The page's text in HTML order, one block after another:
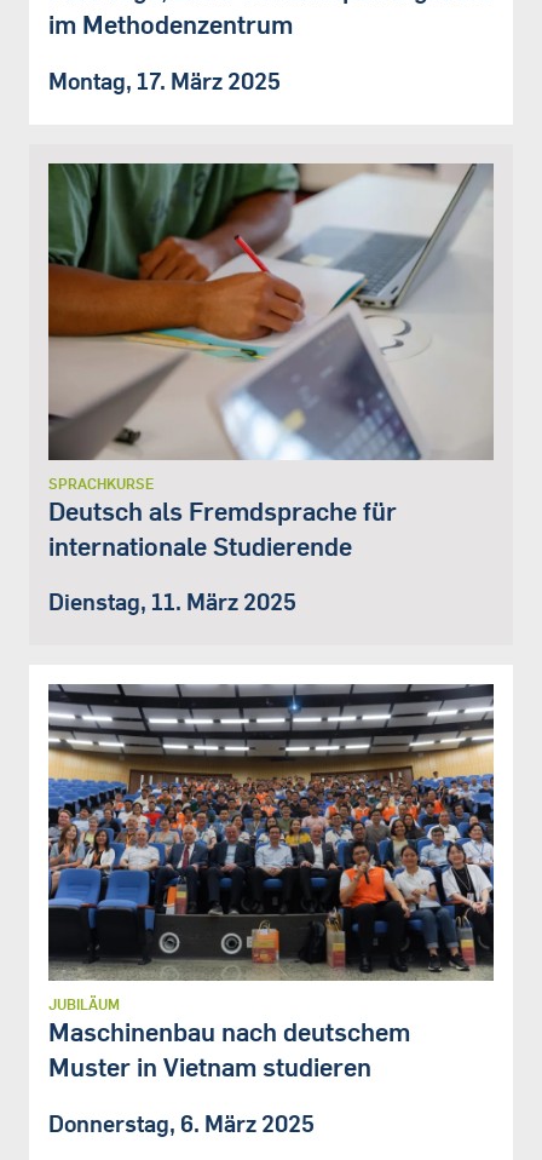
im Methodenzentrum
Montag, 17. März 2025
SPRACHKURSE
Deutsch als Fremdsprache für
internationale Studierende
Dienstag, 11. März 2025
JUBILÄUM
Maschinenbau nach deutschem
Muster in Vietnam studieren
Donnerstag, 6. März 2025